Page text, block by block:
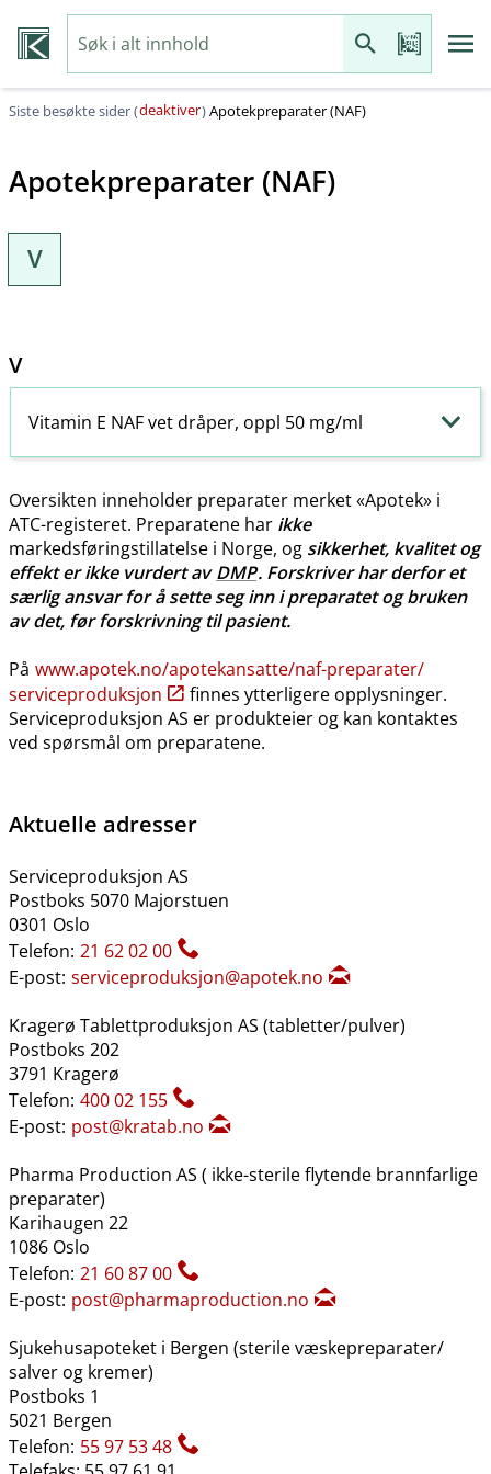
Siste besøkte sider (deaktiver)Apotekpreparater (NAF)
Apotekpreparater (NAF)
V
V
Vitamin E NAF vet dråper, oppl 50 mg/ml
Oversikten inneholder preparater merket «Apotek» i
ATC-registeret. Preparatene har ikke
markedsføringstillatelse i Norge, og sikkerhet, kvalitet og
effekt er ikke vurdert avDMP. Forskriver har derfor et
særlig ansvar for å sette seg inn i preparatet og bruken
av det, før forskrivning til pasient.
På www.apotek.no​/​apotekansatte​/​naf-preparater​/​
serviceproduksjon
finnes ytterligere opplysninger.
Serviceproduksjon AS er produkteier og kan kontaktes
ved spørsmål om preparatene.
Aktuelle adresser
Serviceproduksjon AS
Postboks 5070 Majorstuen
0301 Oslo
Telefon: 21 62 02 00
E-post: serviceproduksjon@apotek.no
Kragerø Tablettproduksjon AS (tabletter​/​pulver)
Postboks 202
3791 Kragerø
Telefon: 400 02 155
E-post: post@kratab.no
Pharma Production AS ( ikke-sterile flytende brannfarlige
preparater)
Karihaugen 22
1086 Oslo
Telefon: 21 60 87 00
E-post: post@pharmaproduction.no
Sjukehusapoteket i Bergen (sterile væskepreparater​/​
salver og kremer)
Postboks 1
5021 Bergen
Telefon: 55 97 53 48